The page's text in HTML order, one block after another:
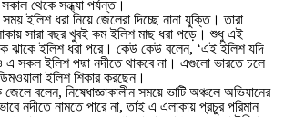
থেকে সন্ধ্যা পর্যন্ত।
ইলিশ ধরা নিয়ে জেলেরা দিচ্ছে নানা যুক্তি। তারা
সারা বছর খুবই কম ইলিশ মাছ ধরা পড়ে। শুধু এই
ঝাকে ইলিশ ধরা পরে। কেউ কেউ বলেন, ‘এই ইলিশ যদি
সকল ইলিশ পদ্মা নদীতে থাকবে না। এগুলো ভারতে চলে
ইলিশ শিকার করছেন।
বলেন, নিষেধাজ্ঞাকালীন সময়ে ভাটি অঞ্চলে অভিযানের
নদীতে নামতে পারে না, তাই এ এলাকায় প্রচুর পরিমান